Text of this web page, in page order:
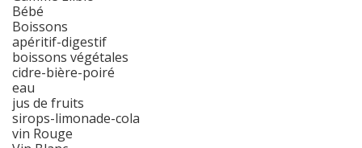
Bébé
Boissons
apéritif-digestif
boissons végétales
cidre-bière-poiré
eau
jus de fruits
sirops-limonade-cola
vin Rouge